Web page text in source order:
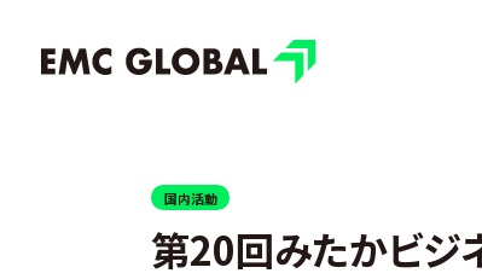
国内活動
第20回みたかビジ